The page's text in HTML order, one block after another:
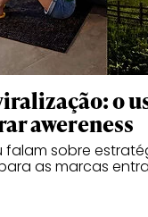
o
awereness
falam sobre
as marcas